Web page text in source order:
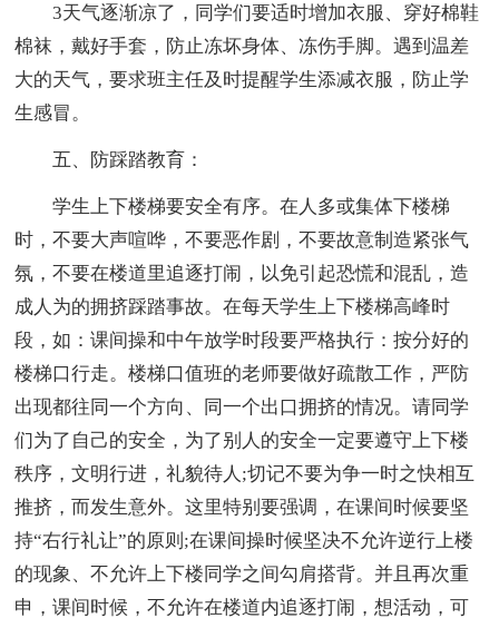
3天气逐渐凉了，同学们要适时增加衣服、穿好棉鞋
棉袜，戴好手套，防止冻坏身体、冻伤手脚。遇到温差
大的天气，要求班主任及时提醒学生添减衣服，防止学
生感冒。
五、防踩踏教育：
学生上下楼梯要安全有序。在人多或集体下楼梯
时，不要大声喧哗，不要恶作剧，不要故意制造紧张气
氛，不要在楼道里追逐打闹，以免引起恐慌和混乱，造
成人为的拥挤踩踏事故。在每天学生上下楼梯高峰时
段，如：课间操和中午放学时段要严格执行：按分好的
楼梯口行走。楼梯口值班的老师要做好疏散工作，严防
出现都往同一个方向、同一个出口拥挤的情况。请同学
们为了自己的安全，为了别人的安全一定要遵守上下楼
秩序，文明行进，礼貌待人;切记不要为争一时之快相互
推挤，而发生意外。这里特别要强调，在课间时候要坚
持“右行礼让”的原则;在课间操时候坚决不允许逆行上楼
的现象、不允许上下楼同学之间勾肩搭背。并且再次重
申，课间时候，不允许在楼道内追逐打闹，想活动，可